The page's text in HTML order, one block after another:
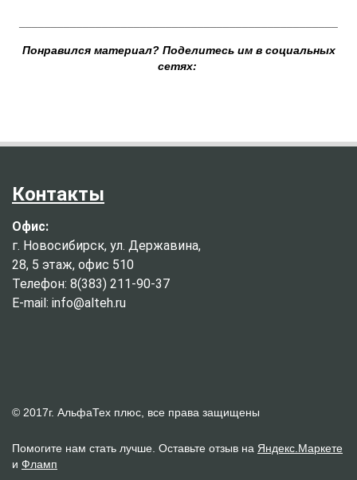
Понравился материал? Поделитесь им в социальных
сетях:
Контакты
Офис:
г. Новосибирск, ул. Державина,
28, 5 этаж, офис 510
Телефон: 8(383) 211-90-37
E-mail: info@alteh.ru
© 2017г. АльфаТех плюс, все права защищены
Помогите нам стать лучше. Оставьте отзыв на Яндекс.Маркете
и Фламп